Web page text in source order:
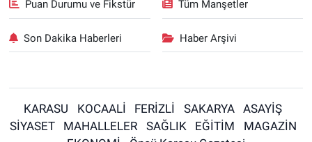
Puan Durumu ve Fikstür Tüm Manşetler
Son Dakika Haberleri Haber Arşivi
KARASU KOCAALİ FERİZLİ SAKARYA
ASAYİŞ
SİYASET
MAHALLELER SAĞLIK EĞİTİM
MAGAZİN